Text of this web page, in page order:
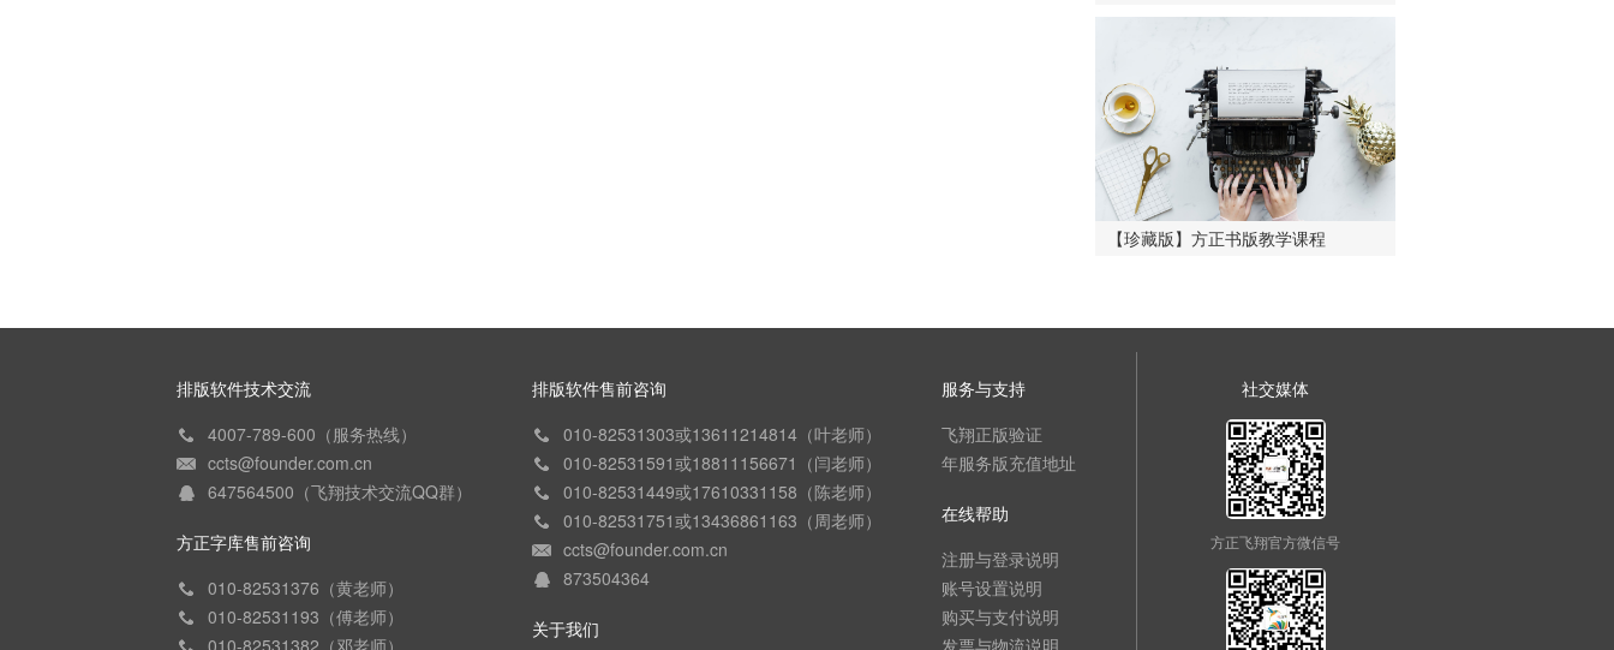
【珍藏版】方正书版教学课程
排版软件技术交流
4007-789-600（服务热线）
ccts@founder.com.cn
647564500（飞翔技术交流QQ群）
方正字库售前咨询
010-82531376（黄老师）
010-82531193（傅老师）
010-82531382（邓老师）
排版软件售前咨询
010-82531303或13611214814（叶老师）
010-82531591或18811156671（闫老师）
010-82531449或17610331158（陈老师）
010-82531751或13436861163（周老师）
ccts@founder.com.cn
873504364
关于我们
服务与支持
飞翔正版验证
年服务版充值地址
在线帮助
注册与登录说明
账号设置说明
购买与支付说明
发票与物流说明
社交媒体
方正飞翔官方微信号